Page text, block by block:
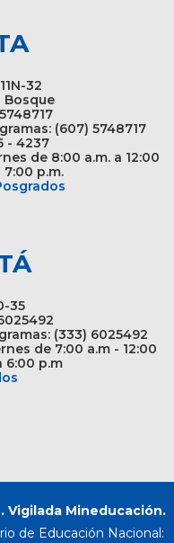
32
Bosque
(607) 5748717
- 4237
de 8:00 a.m. a 12:00
7:00 p.m.
35
(333) 6025492
de 7:00 a.m - 12:00
6:00 p.m
Vigilada Mineducación.
de Educación Nacional: